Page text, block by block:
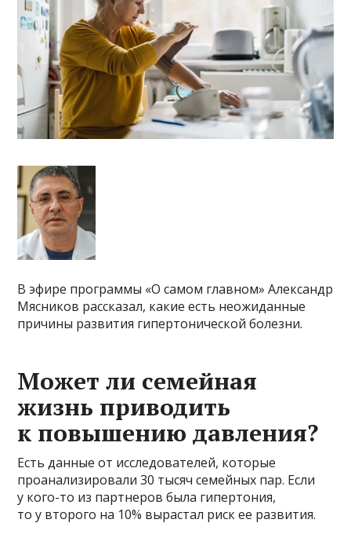
В эфире программы «О самом главном» Александр
Мясников рассказал, какие есть неожиданные
причины развития гипертонической болезни.
​Может ли семейная
жизнь приводить
к повышению давления?
Есть данные от исследователей, которые
проанализировали 30 тысяч семейных пар. Если
у кого-то из партнеров была гипертония,
то у второго на 10% вырастал риск ее развития.